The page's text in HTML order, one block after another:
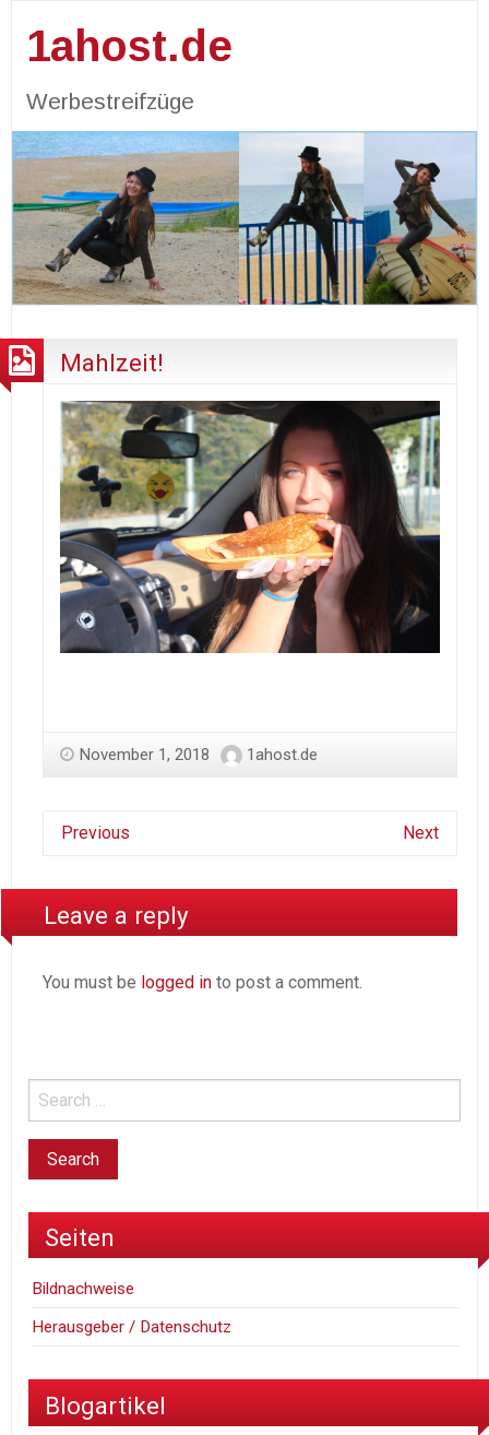
1ahost.de
Werbestreifzüge
Mahlzeit!
November 1, 2018 1ahost.de
Previous Next
Leave a reply
You must be logged in to post a comment.
Seiten
Bildnachweise
Herausgeber / Datenschutz
Blogartikel